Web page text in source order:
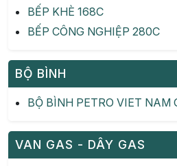
BẾP KHÈ 168C
BẾP CÔNG NGHIỆP 280C
BỘ BÌNH
BỘ BÌNH PETRO VIET NAM
VAN GAS - DÂY GAS